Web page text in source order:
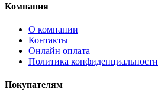
Компания
О компании
Контакты
Онлайн оплата
Политика конфиденциальности
Покупателям